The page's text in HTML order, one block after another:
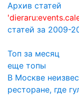
Архив статей
статей за 2009-
Топ за месяц
еще топы
В Москве
ресторане, где